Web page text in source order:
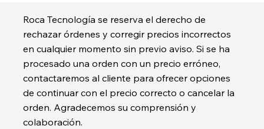
Roca Tecnología se reserva el derecho de
rechazar órdenes y corregir precios incorrectos
en cualquier momento sin previo aviso. Si se ha
procesado una orden con un precio erróneo,
contactaremos al cliente para ofrecer opciones
de continuar con el precio correcto o cancelar la
orden. Agradecemos su comprensión y
colaboración.